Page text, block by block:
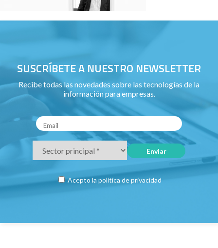
SUSCRÍBETE A NUESTRO NEWSLETTER
Recibe todas las novedades sobre las tecnologías de la
información para empresas.
Acepto la política de privacidad